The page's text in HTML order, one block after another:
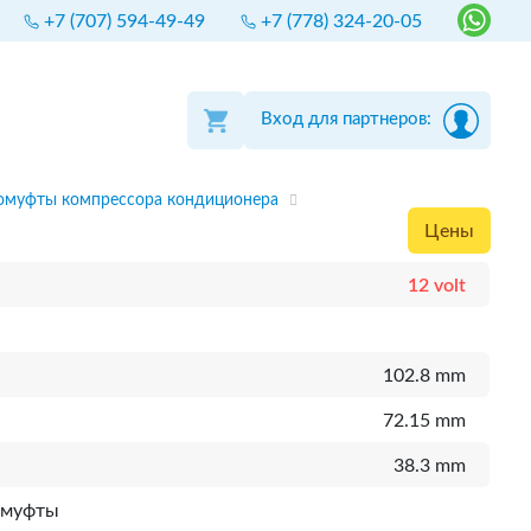
+7 (707) 594-49-49 +7 (778) 324-20-05
Вход для партнеров:
компрессора кондиционера
Цены
12 volt
102.8 mm
72.15 mm
38.3 mm
муфты